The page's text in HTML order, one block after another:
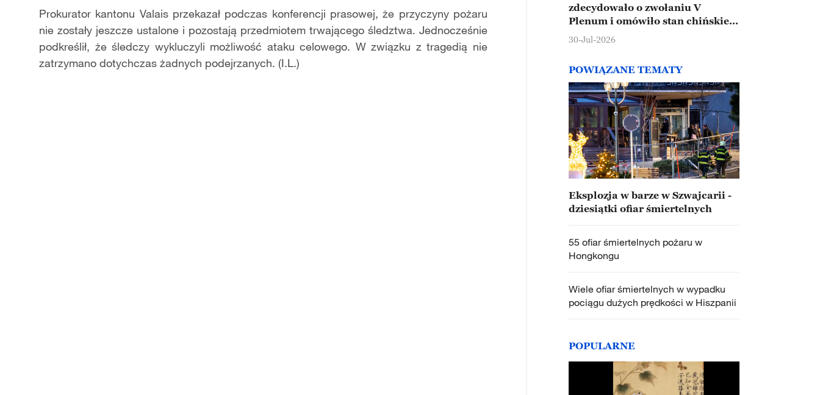
Prokurator kantonu Valais przekazał podczas konferencji prasowej, że przyczyny pożaru
nie zostały jeszcze ustalone i pozostają przedmiotem trwającego śledztwa. Jednocześnie
podkreślił, że śledczy wykluczyli możliwość ataku celowego. W związku z tragedią nie
zatrzymano dotychczas żadnych podejrzanych. (I.L.)
zdecydowało o zwołaniu V
Plenum i omówiło stan chińskiej
gospodarki
30-Jul-2026
POWIĄZANE TEMATY
Eksplozja w barze w Szwajcarii -
dziesiątki ofiar śmiertelnych
55 ofiar śmiertelnych pożaru w
Hongkongu
Wiele ofiar śmiertelnych w wypadku
pociągu dużych prędkości w Hiszpanii
POPULARNE